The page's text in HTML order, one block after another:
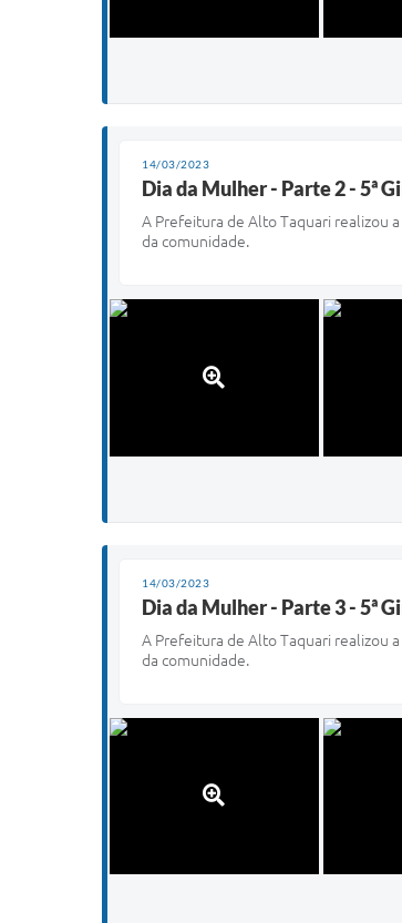
14/03/2023
Dia da Mulher - Parte 2 - 5ª
A Prefeitura de Alto Taquari realizou
da comunidade.
14/03/2023
Dia da Mulher - Parte 3 - 5ª
A Prefeitura de Alto Taquari realizou
da comunidade.